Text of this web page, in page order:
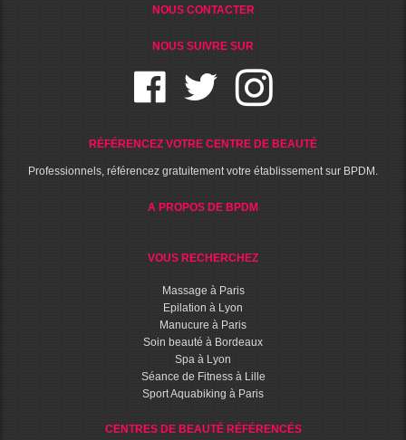
NOUS CONTACTER
NOUS SUIVRE SUR
RÉFÉRENCEZ VOTRE CENTRE DE BEAUTÉ
Professionnels, référencez gratuitement votre établissement sur BPDM.
A PROPOS DE BPDM
VOUS RECHERCHEZ
Massage à Paris
Epilation à Lyon
Manucure à Paris
Soin beauté à Bordeaux
Spa à Lyon
Séance de Fitness à Lille
Sport Aquabiking à Paris
CENTRES DE BEAUTÉ RÉFÉRENCÉS